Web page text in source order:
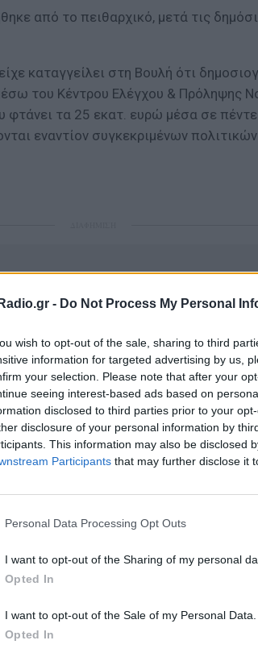
- Do Not Process My Personal
wish to opt-out of the sale, sharing to third
information for targeted advertising by us,
your selection. Please note that after your
seeing interest-based ads based on
disclosed to third parties prior to your
disclosure of your personal information by
This information may also be disclosed
Participants that may further disclose it
Personal Data Processing Opt Outs
I want to opt-out of the Sharing of my personal
Opted In
I want to opt-out of the Sale of my Personal Data.
Opted In
από το πειθαρχικό, μετά τις
καταγγείλει στη Βουλή ότι
του Κέντρου Ελέγχου & Πρόληψης
τα 25 εκατ. ευρώ μέσα σε πέντε
εναντίον συγκεκριμένων πολιτικών.
στο Google Newsκαι μάθετε
και στο Instagram
ΔΙΑΦΗΜΙΣΗ